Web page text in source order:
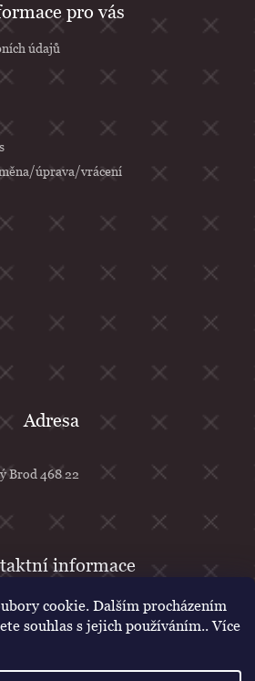
cookie. Dalším procházením
souhlas s jejich používáním.. Více
pro vás
údajů
úprava/vrácení
Adresa
Brod 468 22
info@lampglas.cz
+420 777 610 707
lampglascz